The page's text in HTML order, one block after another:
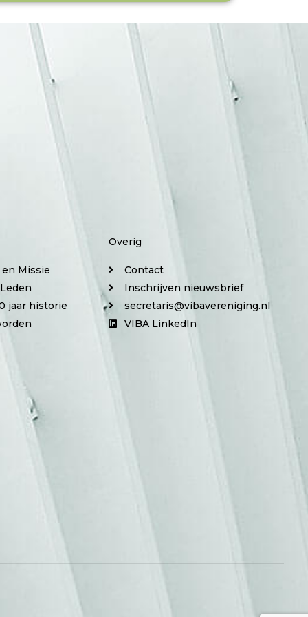
o
o
en Missie
jaar historie
Overig
Contact
Inschrijven nieuwsbrief
secretaris@vibavereniging.nl
VIBA LinkedIn